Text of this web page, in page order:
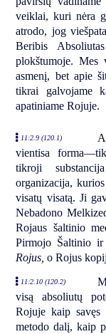
veiklai, kuri nėra
atrodo, jog
Beribis
plokštumoje. Mes
asmenį, bet apie
tikrai galvojame
apatiniame Rojuje.
11:2.9 (120.1)
vientisa
tikroji
organizacija,
visatų visatą. Ji
Nebadono
Rojaus šaltinio
Pirmojo Šaltinio
Rojus, o Rojus
11:2.10 (120.2)
visą absoliutų
Rojuje kaip savęs
metodo dalį, kaip